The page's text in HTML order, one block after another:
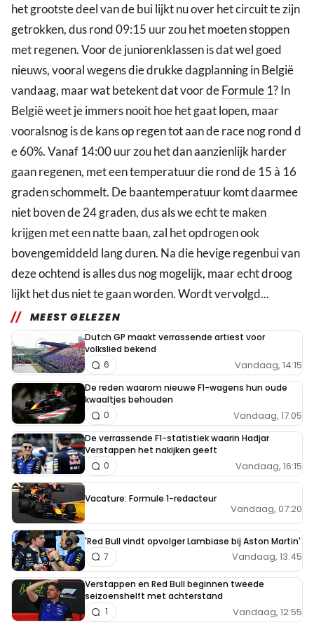
het grootste deel van de bui lijkt nu over het circuit te zijn
getrokken, dus rond 09:15 uur zou het moeten stoppen
met regenen. Voor de juniorenklassen is dat wel goed
nieuws, vooral wegens die drukke dagplanning in België
vandaag, maar wat betekent dat voor deFormule 1? In
België weet je immers nooit hoe het gaat lopen, maar
vooralsnog is de kans op regen tot aan de race nog rond d
e 60%. Vanaf 14:00 uur zou het dan aanzienlijk harder
gaan regenen, met een temperatuur die rond de 15 à 16
graden schommelt. De baantemperatuur komt daarmee
niet boven de 24 graden, dus als we echt te maken
krijgen met een natte baan, zal het opdrogen ook
bovengemiddeld lang duren. Na die hevige regenbui van
deze ochtend is alles dus nog mogelijk, maar echt droog
lijkt het dus niet te gaan worden. Wordt vervolgd...
MEEST GELEZEN
Dutch GP maakt verrassende artiest voor
volkslied bekend
Vandaag, 14:15
6
De reden waarom nieuwe F1-wagens hun oude
kwaaltjes behouden
Vandaag, 17:05
0
De verrassende F1-statistiek waarin Hadjar
Verstappen het nakijken geeft
Vandaag, 16:15
0
Vacature: Formule 1-redacteur
Vandaag, 07:20
'Red Bull vindt opvolger Lambiase bij Aston Martin'
Vandaag, 13:45
7
Verstappen en Red Bull beginnen tweede
seizoenshelft met achterstand
Vandaag, 12:55
1